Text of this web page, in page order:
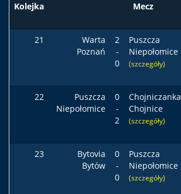
Kolejka Mecz
21
Warta
Poznań
2
-
0
Puszcza
Niepołomice
(szczegóły)
22
Puszcza
Niepołomice
0
-
2
Chojniczanka
Chojnice
(szczegóły)
23
Bytovia
Bytów
0
-
0
Puszcza
Niepołomice
(szczegóły)